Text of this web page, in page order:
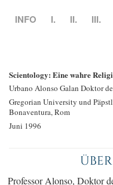
INFO I. II. III.
Scientology: Eine wahre
Urbano Alonso Galan Doktor
Gregorian University und
Bonaventura, Rom
Juni 1996
Professor Alonso, Doktor